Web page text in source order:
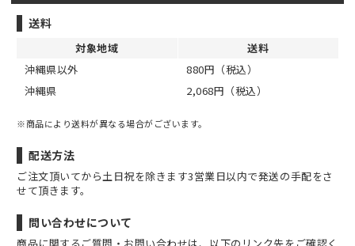
送料
対象地域
送料
沖縄県以外
880円（税込）
沖縄県
2,068円（税込）
※商品により送料が異なる場合がございます。
配送方法
ご注文頂いてから土日祝を除きます3営業日以内で発送の手配をさ
せて頂きます。
問い合わせについて
商品に関するご質問・お問い合わせは、以下のリンク先をご確認く